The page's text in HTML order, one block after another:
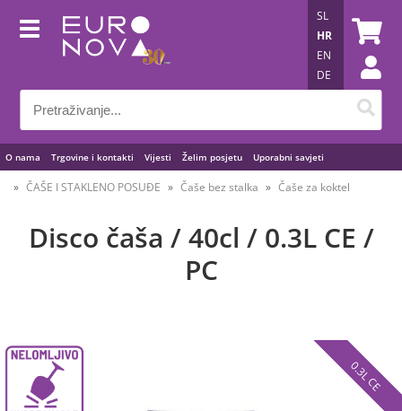
O nama Trgovine i kontakti Vijesti Želim posjetu Uporabni savjeti
SL
HR
EN
DE
ČAŠE I STAKLENO POSUĐE Čaše bez stalka Čaše za koktel
Disco čaša / 40cl / 0.3L CE /
PC
0.3L CE